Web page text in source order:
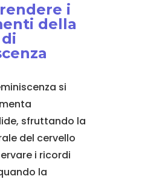
i
della
si
sfruttando la
del cervello
i ricordi
la